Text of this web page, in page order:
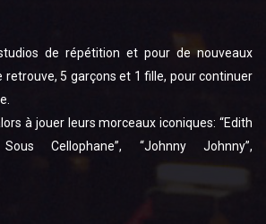
de répétition et pour de nouveaux
retrouve, 5 garçons et 1 fille, pour continuer
à jouer leurs morceaux iconiques: “Edith
Cellophane”, “Johnny Johnny”,